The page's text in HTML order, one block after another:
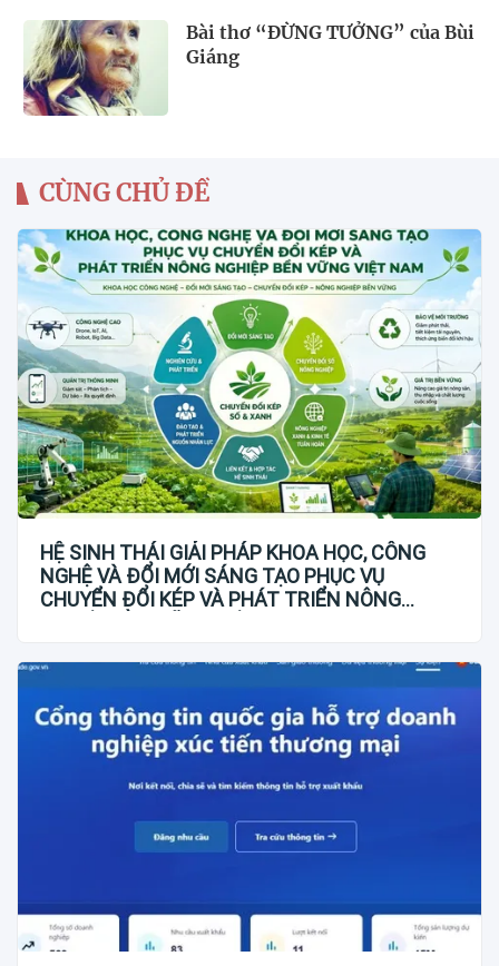
Bài thơ “ĐỪNG TƯỞNG” của Bùi
Giáng
CÙNG CHỦ ĐỀ
HỆ SINH THÁI GIẢI PHÁP KHOA HỌC, CÔNG
NGHỆ VÀ ĐỔI MỚI SÁNG TẠO PHỤC VỤ
CHUYỂN ĐỔI KÉP VÀ PHÁT TRIỂN NÔNG